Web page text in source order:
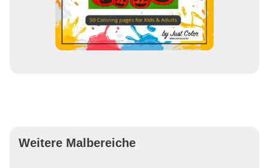
Weitere Malbereiche